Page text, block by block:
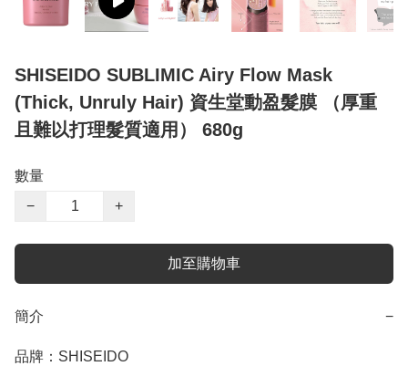
SHISEIDO SUBLIMIC Airy Flow Mask
(Thick, Unruly Hair) 資生堂動盈髮膜 （厚重
且難以打理髮質適用） 680g
數量
−
+
加至購物車
簡介 −
品牌：SHISEIDO